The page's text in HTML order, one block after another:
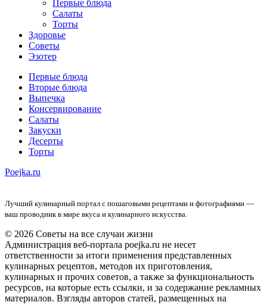
Первые блюда
Салаты
Торты
Здоровье
Советы
Эзотер
Первые блюда
Вторые блюда
Выпечка
Консервирование
Салаты
Закуски
Десерты
Торты
Poejka.ru
Лучший кулинарный портал с пошаговыми рецептами и фотографиями —
ваш проводник в мире вкуса и кулинарного искусства.
© 2026 Советы на все случаи жизни
Администрация веб-портала poejka.ru не несет
ответственности за итоги применения представленных
кулинарных рецептов, методов их приготовления,
кулинарных и прочих советов, а также за функциональность
ресурсов, на которые есть ссылки, и за содержание рекламных
материалов. Взгляды авторов статей, размещенных на